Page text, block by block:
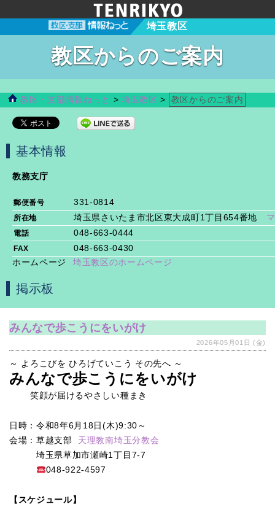
埼玉教区
教区からのご案内
教区・支部情報ねっと > 埼玉教区 > 教区からのご案内
基本情報
教務支庁
郵便番号 331-0814
所在地 埼玉県さいたま市北区東大成町1丁目654番地
電話 048-663-0444
FAX
048-663-0430
ホームページ
埼玉教区のホームページ
掲示板
みんなで歩こうにをいがけ
2026年05月01日 (金)
～ よろこびを ひろげていこう その先へ ～
みんなで歩こうにをいがけ
笑顔が届けるやさしい種まき
日時：令和8年6月18日(木)9:30～
会場：草越支部 天理教南埼玉分教会
埼玉県草加市瀬崎1丁目7-7
048-922-4597
【スケジュール】